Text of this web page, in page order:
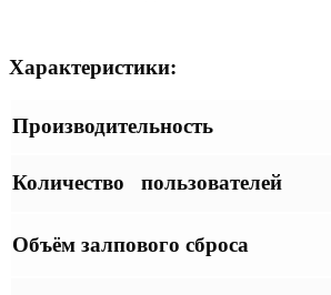
Характеристики:
Производительность
Количество пользователей
Объём залпового сброса